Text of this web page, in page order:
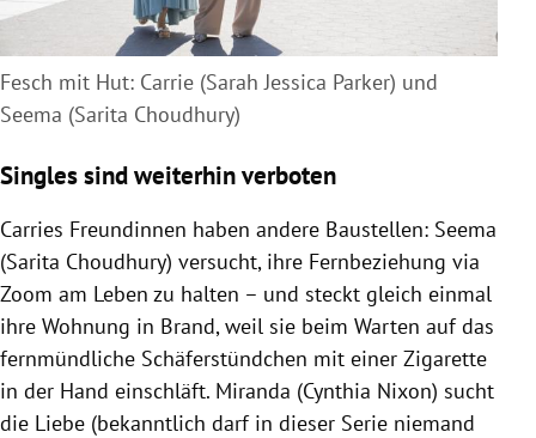
Fesch mit Hut: Carrie (Sarah Jessica Parker) und
Seema (Sarita Choudhury)
Singles sind weiterhin verboten
Carries Freundinnen haben andere Baustellen: Seema
(Sarita Choudhury) versucht, ihre Fernbeziehung via
Zoom am Leben zu halten – und steckt gleich einmal
ihre Wohnung in Brand, weil sie beim Warten auf das
fernmündliche Schäferstündchen mit einer Zigarette
in der Hand einschläft. Miranda (Cynthia Nixon) sucht
die Liebe (bekanntlich darf in dieser Serie niemand